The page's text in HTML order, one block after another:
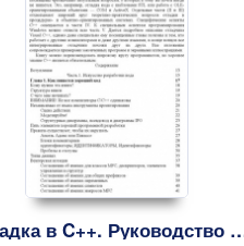
Отладка в C++. Руководство